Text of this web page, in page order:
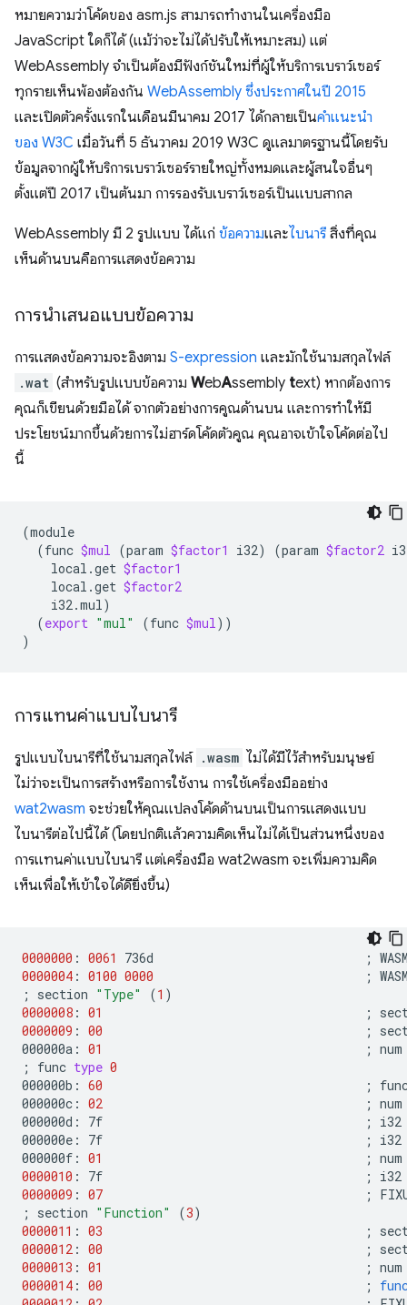
หมายความว่าโค้ดของ asm.js สามารถทำงานในเครื่องมือ
JavaScript ใดก็ได้ (แม้ว่าจะไม่ได้ปรับให้เหมาะสม) แต่
WebAssembly จำเป็นต้องมีฟังก์ชันใหม่ที่ผู้ให้บริการเบราว์เซอร์
ทุกรายเห็นพ้องต้องกัน WebAssembly ซึ่งประกาศในปี 2015
และเปิดตัวครั้งแรกในเดือนมีนาคม 2017 ได้กลายเป็นคำแนะนำ
ของ W3C เมื่อวันที่ 5 ธันวาคม 2019 W3C ดูแลมาตรฐานนี้โดยรับ
ข้อมูลจากผู้ให้บริการเบราว์เซอร์รายใหญ่ทั้งหมดและผู้สนใจอื่นๆ
ตั้งแต่ปี 2017 เป็นต้นมา การรองรับเบราว์เซอร์เป็นแบบสากล
WebAssembly มี 2 รูปแบบ ได้แก่ ข้อความและไบนารี สิ่งที่คุณ
เห็นด้านบนคือการแสดงข้อความ
การนำเสนอแบบข้อความ
การแสดงข้อความจะอิงตาม S-expression และมักใช้นามสกุลไฟล์
.wat (สำหรับรูปแบบข้อความ WebAssembly text) หากต้องการ
คุณก็เขียนด้วยมือได้ จากตัวอย่างการคูณด้านบน และการทำให้มี
ประโยชน์มากขึ้นด้วยการไม่ฮาร์ดโค้ดตัวคูณ คุณอาจเข้าใจโค้ดต่อไป
นี้
(
(func $mul (param $factor1 i32) (param $factor2
local.get $factor1
local.get $factor2
i32.mul)
(export "mul" (func $mul))
)
การแทนค่าแบบไบนารี
รูปแบบไบนารีที่ใช้นามสกุลไฟล์ .wasm ไม่ได้มีไว้สำหรับมนุษย์
ไม่ว่าจะเป็นการสร้างหรือการใช้งาน การใช้เครื่องมืออย่าง
wat2wasm จะช่วยให้คุณแปลงโค้ดด้านบนเป็นการแสดงแบบ
ไบนารีต่อไปนี้ได้ (โดยปกติแล้วความคิดเห็นไม่ได้เป็นส่วนหนึ่งของ
การแทนค่าแบบไบนารี แต่เครื่องมือ wat2wasm จะเพิ่มความคิด
เห็นเพื่อให้เข้าใจได้ดียิ่งขึ้น)
0000000 : 0061 736d
;
0000004 : 0100 0000
;
;
section "Type" (1 )
0000008 : 01 ;
0000009 : 00 ;
000000a: 01 ; num
;
func type 0
000000b: 60 ;
000000c: 02 ; num
000000d:
7f ;
i32
000000e:
7f ;
i32
000000f: 01 ; num
0000010 : 7f ;
0000009 : 07 ;
;
section "Function" (3)
0000011 : 03 ;
0000012 : 00 ;
0000013 : 01 ; num
0000014 : 00 ;